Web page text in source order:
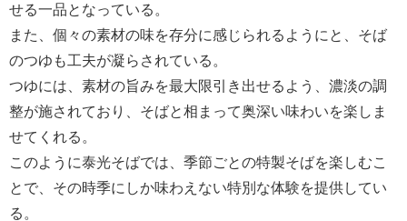
せる一品となっている。
また、個々の素材の味を存分に感じられるようにと、そば
のつゆも工夫が凝らされている。
つゆには、素材の旨みを最大限引き出せるよう、濃淡の調
整が施されており、そばと相まって奥深い味わいを楽しま
せてくれる。
このように泰光そばでは、季節ごとの特製そばを楽しむこ
とで、その時季にしか味わえない特別な体験を提供してい
る。